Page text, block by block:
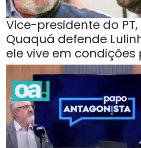
Vice-presidente do
Quaquá defende
ele vive em condições